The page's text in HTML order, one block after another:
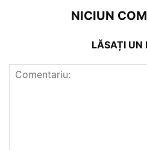
NICIUN
LĂSAȚI UN